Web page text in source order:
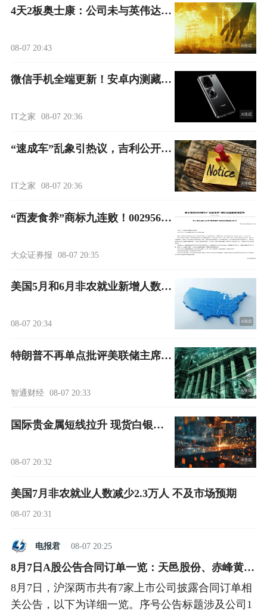
4天2板奥士康：公司未与英伟达、谷歌开展订单合作 与AMD的业务合作尚未形成规模化收入
08-07 20:43
微信手机全端更新！安卓内测藏活，iOS拍照变焦，鸿蒙狂打鸡血
IT之家 08-07 20:36
“速成车”乱象引热议，吉利公开表态
IT之家 08-07 20:36
“西麦食养”商标九连败！002956，第二增长曲线卡位遇考验
大众证券报 08-07 20:35
美国5月和6月非农就业新增人数合计下修10.3万人
08-07 20:34
特朗普不再单点批评美联储主席：降息压力转向整个理事会
智通财经 08-07 20:33
国际贵金属短线拉升 现货白银涨超5%
08-07 20:32
美国7月非农就业人数减少2.3万人 不及市场预期
08-07 20:31
电报君 08-07 20:25
8月7日A股公告合同订单一览：天邑股份、赤峰黄金、滨海能源等
8月7日，沪深两市共有7家上市公司披露合同订单相
关公告，以下为详细一览。序号公告标题涉及公司1